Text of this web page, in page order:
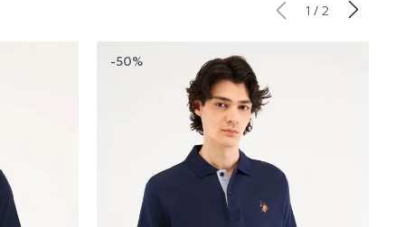
1 / 2
-50%